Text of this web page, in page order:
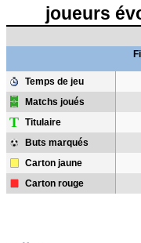
joueurs
Temps de jeu
Matchs joués
T Titulaire
Buts marqués
Carton jaune
Carton rouge